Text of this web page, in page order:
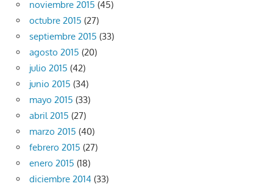
noviembre 2015 (45)
octubre 2015 (27)
septiembre 2015 (33)
agosto 2015 (20)
julio 2015 (42)
junio 2015 (34)
mayo 2015 (33)
abril 2015 (27)
marzo 2015 (40)
febrero 2015 (27)
enero 2015 (18)
diciembre 2014 (33)